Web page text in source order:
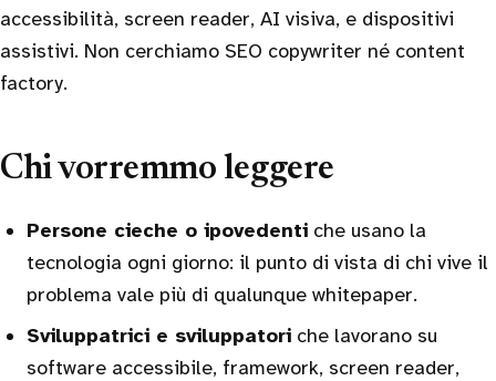
accessibilità, screen reader, AI visiva, e dispositivi
assistivi. Non cerchiamo SEO copywriter né content
factory.
Chi vorremmo leggere
Persone cieche o ipovedenti che usano la
tecnologia ogni giorno: il punto di vista di chi vive il
problema vale più di qualunque whitepaper.
Sviluppatrici e sviluppatori che lavorano su
software accessibile, framework, screen reader,